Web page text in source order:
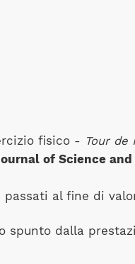
fisico - Tour de
of Science
al fine di
spunto dalla